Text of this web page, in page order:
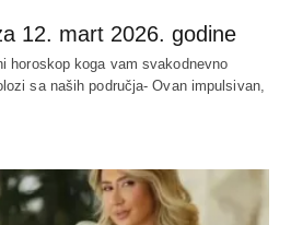
12. mart 2026. godine
horoskop koga vam svakodnevno
sa naših područja- Ovan impulsivan,